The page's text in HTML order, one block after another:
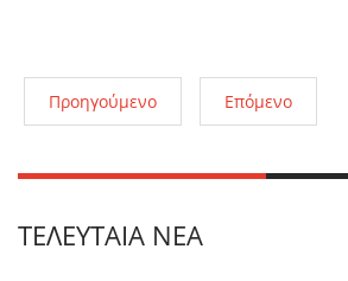
Προηγούμενο Επόμενο
ΤΕΛΕΥΤΑΊΑ ΝΈΑ